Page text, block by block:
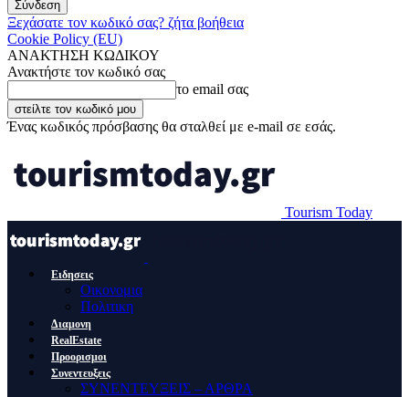
Ξεχάσατε τον κωδικό σας? ζήτα βοήθεια
Cookie Policy (EU)
ΑΝΑΚΤΗΣΗ ΚΩΔΙΚΟΥ
Ανακτήστε τον κωδικό σας
το email σας
Ένας κωδικός πρόσβασης θα σταλθεί με e-mail σε εσάς.
Tourism Today
Ειδησεις
Οικονομια
Πολιτικη
Διαμονη
RealEstate
Προορισμοι
Συνεντευξεις
ΣΥΝΕΝΤΕΥΞΕΙΣ – ΑΡΘΡΑ